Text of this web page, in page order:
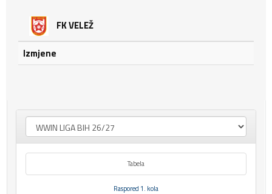
FK VELEŽ
Izmjene
Tabela
Raspored 1. kola